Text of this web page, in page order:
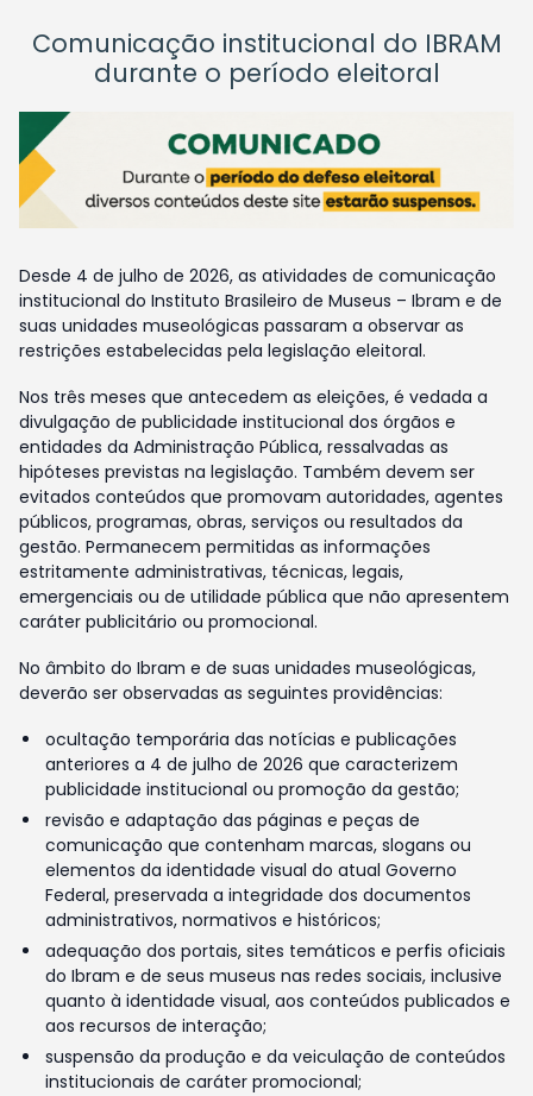
Comunicação institucional do IBRAM
durante o período eleitoral
Desde 4 de julho de 2026, as atividades de comunicação
institucional do Instituto Brasileiro de Museus – Ibram e de
suas unidades museológicas passaram a observar as
restrições estabelecidas pela legislação eleitoral.
Nos três meses que antecedem as eleições, é vedada a
divulgação de publicidade institucional dos órgãos e
entidades da Administração Pública, ressalvadas as
hipóteses previstas na legislação. Também devem ser
evitados conteúdos que promovam autoridades, agentes
públicos, programas, obras, serviços ou resultados da
gestão. Permanecem permitidas as informações
estritamente administrativas, técnicas, legais,
emergenciais ou de utilidade pública que não apresentem
caráter publicitário ou promocional.
No âmbito do Ibram e de suas unidades museológicas,
deverão ser observadas as seguintes providências:
ocultação temporária das notícias e publicações
anteriores a 4 de julho de 2026 que caracterizem
publicidade institucional ou promoção da gestão;
revisão e adaptação das páginas e peças de
comunicação que contenham marcas, slogans ou
elementos da identidade visual do atual Governo
Federal, preservada a integridade dos documentos
administrativos, normativos e históricos;
adequação dos portais, sites temáticos e perfis oficiais
do Ibram e de seus museus nas redes sociais, inclusive
quanto à identidade visual, aos conteúdos publicados e
aos recursos de interação;
suspensão da produção e da veiculação de conteúdos
institucionais de caráter promocional;